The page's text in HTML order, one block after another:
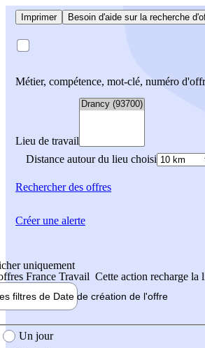
Imprimer Besoin d'aide sur la recherche
Métier, compétence, mot-clé, numéro
Lieu de travail
Distance autour du lieu choisi
Rechercherdes offres
uniquement
France Travail Cette action recharge la
filtres de Date de création de l'offre
création de l'offre
Un jour
Créer une alerte